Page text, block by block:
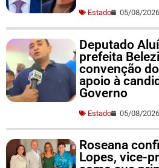
Estado 05/08/2026
Deputado
prefeita
convenção
apoio à
Governo
Estado 05/08/2026
Roseana
Lopes, vice-